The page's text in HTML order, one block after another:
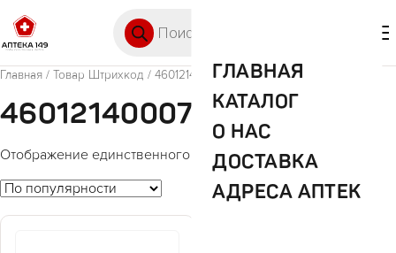
ГЛАВНАЯ
КАТАЛОГ
О НАС
ДОСТАВКА
АДРЕСА АПТЕК
Главная / Товар Штрихкод / 4601214000709
4601214000709
Отображение единственного товара